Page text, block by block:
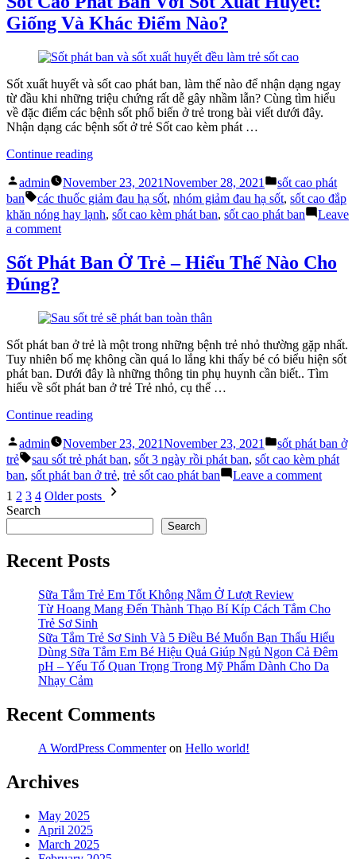
Chân?”
Để
Giảm
Đầu
Run
Tay
Chân?
Giống Và Khác Điểm Nào?
Sốt xuất huyết và sốt cao phát ban, làm thế nào để nhận dạng ngay
từ đầu khi những triệu chứng rất dễ gây nhầm lẫn? Cùng tìm hiểu
về đặc điểm các bệnh sốt phổ biến ở trẻ trong bài viết dưới đây.
Nhận dạng các bệnh sốt ở trẻ Sốt cao kèm phát …
Continue reading“Sốt
Phát
Ban
Với
Sốt
Huyết:
Giống
Điểm
Nào?”
Posted
by
admin November 23, 2021November 28, 2021
Posted
in
sốt cao phát
ban
Tags:
các thuốc giảm đau hạ sốt, nhóm giảm đau hạ sốt, sốt cao đắp
khăn nóng hay lạnh, sốt cao kèm phát ban, sốt cao phát ban
Leave
a commenton
Cao
Phát
Sốt
Xuất
Huyết:
Giống
Và
Khác
Nào?
Sốt Phát Ban Ở Trẻ – Hiểu Thế Nào Cho
Đúng?
Sốt phát ban ở trẻ là một trong những bệnh trẻ nhỏ thường gặp nhất.
Tuy nhiên bố mẹ không cần quá lo lắng khi thấy bé có biểu hiện sốt
phát ban. Dưới đây là những thông tin phụ huynh cần biết.. Tìm
hiểu về sốt phát ban ở trẻ Trẻ nhỏ, cụ thể …
Continue reading“Sốt
Ban
Ở
Trẻ
–
Hiểu
Đúng?”
Posted
by
admin November 23, 2021November 23, 2021
Posted
in
sốt phát ban ở
trẻ
Tags:
sau sốt trẻ phát ban, sốt 3 ngày rồi phát ban, sốt cao kèm phát
ban, sốt phát ban ở trẻ, trẻ sốt cao phát ban Leave a commenton
Cho
Đúng?
Posts
pagination
1 2 3 4 Older posts
Search
Search
Recent Posts
Sữa Tắm Trẻ Em Tốt Không Nằm Ở Lượt Review
Từ Hoang Mang Đến Thành Thạo Bí Kíp Cách Tắm Cho
Trẻ Sơ Sinh
Sữa Tắm Trẻ Sơ Sinh Và 5 Điều Bé Muốn Bạn Thấu Hiểu
Dùng Sữa Tắm Em Bé Hiệu Quả Giúp Ngủ Ngon Cả Đêm
pH – Yếu Tố Quan Trọng Trong Mỹ Phẩm Dành Cho Da
Nhạy Cảm
Recent Comments
A WordPress Commenteron Hello world!
Archives
May 2025
April 2025
March 2025